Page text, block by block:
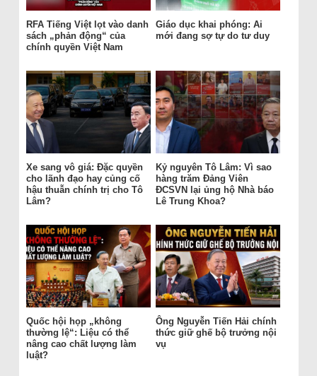
RFA Tiếng Việt lọt vào danh
sách „phản động“ của
chính quyền Việt Nam
Giáo dục khai phóng: Ai
mới đang sợ tự do tư duy
Xe sang vô giá: Đặc quyền
cho lãnh đạo hay củng cố
hậu thuẫn chính trị cho Tô
Lâm?
Kỷ nguyên Tô Lâm: Vì sao
hàng trăm Đảng Viên
ĐCSVN lại ủng hộ Nhà báo
Lê Trung Khoa?
Quốc hội họp „không
thường lệ“: Liệu có thể
nâng cao chất lượng làm
luật?
Ông Nguyễn Tiến Hải chính
thức giữ ghế bộ trưởng nội
vụ